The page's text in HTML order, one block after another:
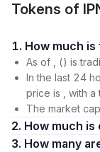
Tokens of
As of , () is
In the last 24
price is , with a
The market
2. How much
3.